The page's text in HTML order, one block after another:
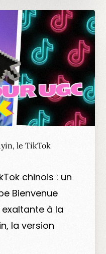
le TikTok
chinois : un
Bienvenue
à la
la version